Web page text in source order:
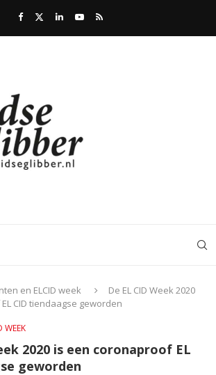
en ELCID week
De EL CID Week 2020
CID tiendaagse geworden
WEEK
2020 is een coronaproof EL
geworden